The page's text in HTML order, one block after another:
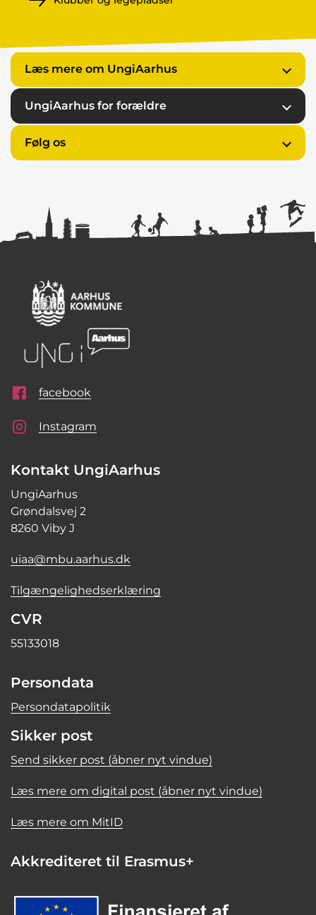
Læs mere om UngiAarhus
UngiAarhus for forældre
Følg os
facebook
Instagram
Kontakt UngiAarhus
UngiAarhus
Grøndalsvej 2
8260 Viby J
uiaa@mbu.aarhus.dk
Tilgængelighedserklæring
CVR
55133018
Persondata
Persondatapolitik
Sikker post
Send sikker post (åbner nyt vindue)
Læs mere om digital post (åbner nyt vindue)
Læs mere om MitID
Akkrediteret til Erasmus+